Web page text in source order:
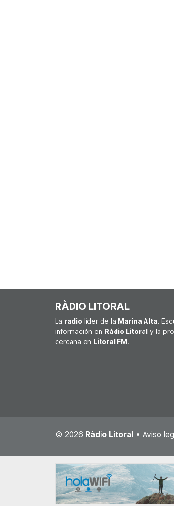
RÀDIO LITORAL
La radio líder de la Marina Alta.
información en Ràdio Litoral y la
cercana en Litoral FM.
© 2026 Ràdio Litoral • Aviso